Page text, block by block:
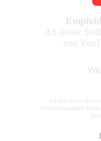
An dieser
von
Ich bin damit
Personenbezogene